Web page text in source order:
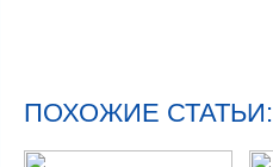
ПОХОЖИЕ СТАТЬИ: